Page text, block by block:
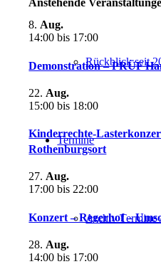
Rückblick seit
Termine
Archiv Termine
Anstehende
8. Aug.
14:00 bis 17:00
Demonstration – PRÜF
22. Aug.
15:00 bis 18:00
Kinderrechte-
Rothenburgsort
27. Aug.
17:00 bis 22:00
Konzert – Regerhof –
28. Aug.
14:00 bis 17:00